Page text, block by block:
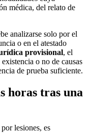
médica, del relato de
analizarse solo por el
o en el atestado
provisional, el
o no de causas
de prueba suficiente.
horas tras una
lesiones, es